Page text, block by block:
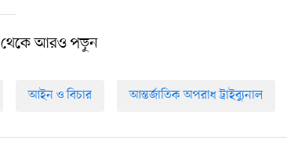
থেকে আরও পড়ুন
আইন ও বিচার আন্তর্জাতিক অপরাধ ট্রাইব্যুনাল